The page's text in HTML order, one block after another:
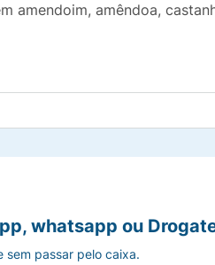
amendoim, amêndoa,
whatsapp ou
sem passar pelo caixa.